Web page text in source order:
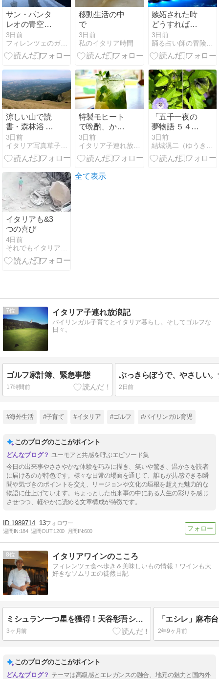
サン・パンタ
レオの青空市
（前編）
3日前
フィレンツェのガイド なぎさの便り
移動生活の中
で
3日前
私のイタリア時間
嫉妬された時
どうすればい
いのか分かっ
た…トコトン
行くしかな
3日前
涼しい山で読
書・森林浴 灼
熱の町を抜け
出して
3日前
特製モヒート
で晩酌、から
のマグロパス
タ弁当
3日前
「五千一夜の
夢物語 ５４４
９話」
3日前
イタリアも&3
つの喜び
4日前
全て表示
7 イタリア子連れ放浪記
バイリンガル子育てとイタリア暮らし。そしてゴルフな
日々。
ゴルフ家計簿、緊急事態
17時間前 2日前
#海外生活 #子育て #イタリア #ゴルフ #バイリンガル育児
このブログのここがポイント
ユーモアと共感を呼ぶエピソード集
今日の出来事やささやかな体験を巧みに描き、笑いや驚き、温かさを読者
に届けるのが特色です。様々な日常の場面を通じて、誰もが共感できる瞬
間や気づきのポイントを交え、リージョンや文化の垣根を超えた魅力的な
物語に仕上げています。ちょっとした出来事の中にある人生の彩りを感じ
させつつ、軽やかに読める文章構成が特徴です。
1989714 13
週間IN:184 週間OUT:1200 月間IN:600
8 イタリアワインのこころ
フィレンツェ食べ歩き＆美味しいもの情報！ワインも大
好きなソムリエの徒然日記
ミシュラン一つ星を獲得！天谷彰吾シェフの「Germoglio ～ジェルモーリオ」
3ヶ月前 2年9ヶ月前
このブログのここがポイント
テーマは高級感とエレガンスの融合、地元の魅力と国内外